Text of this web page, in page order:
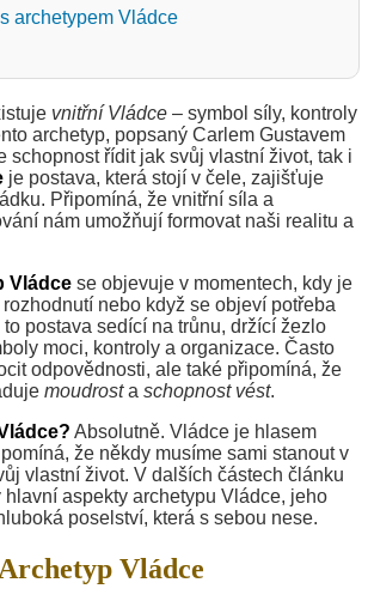
archetypem Vládce
vnitřní Vládce – symbol síly, kontroly
archetyp, popsaný Carlem Gustavem
schopnost řídit jak svůj vlastní život, tak i
je postava, která stojí v čele, zajišťuje
Připomíná, že vnitřní síla a
nám umožňují formovat naši realitu a
Vládce se objevuje v momentech, kdy je
nebo když se objeví potřeba
postava sedící na trůnu, držící žezlo
moci, kontroly a organizace. Často
odpovědnosti, ale také připomíná, že
moudrosta schopnost vést.
Absolutně. Vládce je hlasem
že někdy musíme sami stanout v
vlastní život. V dalších částech článku
hlavní aspekty archetypu Vládce, jeho
poselství, která s sebou nese.
Archetyp Vládce